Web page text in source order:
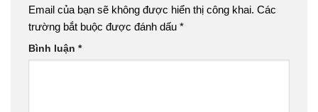
Email của bạn sẽ không được hiển thị công khai. Các
trường bắt buộc được đánh dấu *
Bình luận *